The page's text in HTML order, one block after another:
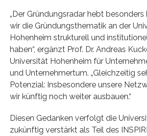
„Der Gründungsradar hebt besonders
wir die Gründungsthematik an der
Hohenheim strukturell und
haben“, ergänzt Prof. Dr. Andreas
Universität Hohenheim für
und Unternehmertum. „Gleichzeitig
Potenzial: Insbesondere unsere
wir künftig noch weiter ausbauen.“
Diesen Gedanken verfolgt die
zukünftig verstärkt als Teil des